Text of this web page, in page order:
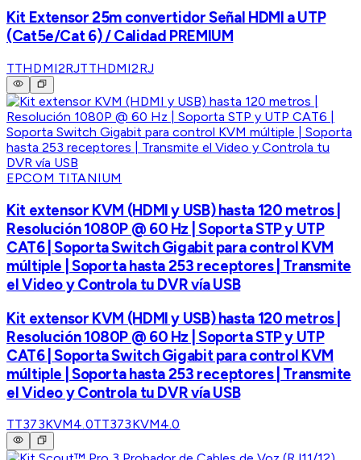
Kit Extensor 25m convertidor Señal HDMI a UTP
(Cat5e/Cat 6) / Calidad PREMIUM
TTHDMI2RJTTHDMI2RJ
EPCOM TITANIUM
Kit extensor KVM (HDMI y USB) hasta 120 metros |
Resolución 1080P @ 60 Hz | Soporta STP y UTP
CAT6 | Soporta Switch Gigabit para control KVM
múltiple | Soporta hasta 253 receptores | Transmite
el Video y Controla tu DVR vía USB
Kit extensor KVM (HDMI y USB) hasta 120 metros |
Resolución 1080P @ 60 Hz | Soporta STP y UTP
CAT6 | Soporta Switch Gigabit para control KVM
múltiple | Soporta hasta 253 receptores | Transmite
el Video y Controla tu DVR vía USB
TT373KVM4.0TT373KVM4.0